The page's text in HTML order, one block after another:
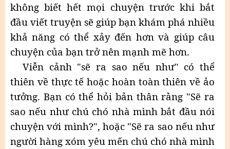
không biết hết mọi chuyện trước khi bắt
đầu viết truyện sẽ giúp bạn khám phá nhiều
khả năng có thể xảy đến hơn và giúp câu
chuyện của bạn trở nên mạnh mẽ hơn.
Viễn cảnh "sẽ ra sao nếu như" có thể
thiên về thực tế hoặc hoàn toàn thiên về ảo
tưởng. Bạn có thể hỏi bản thân rằng "Sẽ ra
sao nếu như chú chó nhà mình bắt đầu nói
chuyện với mình?", hoặc "Sẽ ra sao nếu như
người hàng xóm yêu mến chú chó nhà mình